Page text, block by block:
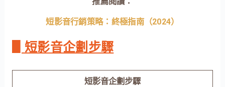
短影音行銷策略：終極指南（2024）
▋短影音企劃步驟
短影音企劃步驟